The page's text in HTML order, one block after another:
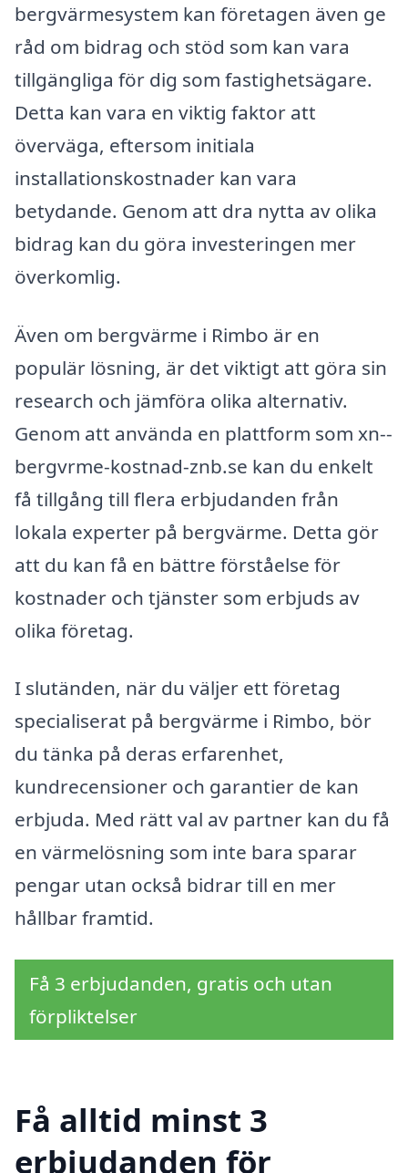
bergvärmesystem kan företagen även ge
råd om bidrag och stöd som kan vara
tillgängliga för dig som fastighetsägare.
Detta kan vara en viktig faktor att
överväga, eftersom initiala
installationskostnader kan vara
betydande. Genom att dra nytta av olika
bidrag kan du göra investeringen mer
överkomlig.
Även om bergvärme i Rimbo är en
populär lösning, är det viktigt att göra sin
research och jämföra olika alternativ.
Genom att använda en plattform som xn--
bergvrme-kostnad-znb.se kan du enkelt
få tillgång till flera erbjudanden från
lokala experter på bergvärme. Detta gör
att du kan få en bättre förståelse för
kostnader och tjänster som erbjuds av
olika företag.
I slutänden, när du väljer ett företag
specialiserat på bergvärme i Rimbo, bör
du tänka på deras erfarenhet,
kundrecensioner och garantier de kan
erbjuda. Med rätt val av partner kan du få
en värmelösning som inte bara sparar
pengar utan också bidrar till en mer
hållbar framtid.
Få 3 erbjudanden, gratis och utan
förpliktelser
Få alltid minst 3
erbjudanden för